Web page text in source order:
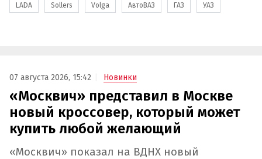
LADA Sollers Volga АвтоВАЗ ГАЗ УАЗ
07 августа 2026, 15:42 Новинки
«Москвич» представил в Москве
новый кроссовер, который может
купить любой желающий
«Москвич» показал на ВДНХ новый